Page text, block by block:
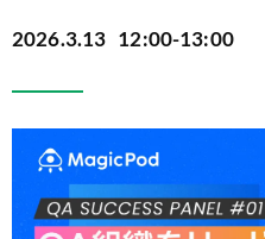
2026.3.13 12:00-13:00